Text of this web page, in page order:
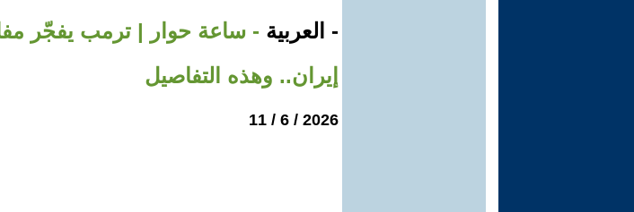
- العربية - ساعة حوار | ترمب يفجّر
إيران.. وهذه التفاصيل
2026 / 6 / 11